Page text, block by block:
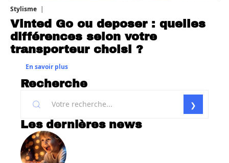
Stylisme
Vinted Go ou deposer : quelles
différences selon votre
transporteur choisi ?
En savoir plus
Recherche
Les dernières news